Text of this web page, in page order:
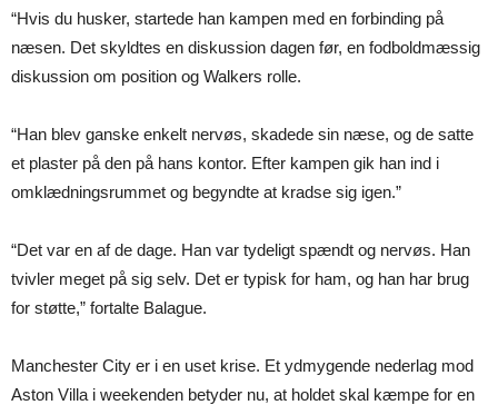
“Hvis du husker, startede han kampen med en forbinding på
næsen. Det skyldtes en diskussion dagen før, en fodboldmæssig
diskussion om position og Walkers rolle.
“Han blev ganske enkelt nervøs, skadede sin næse, og de satte
et plaster på den på hans kontor. Efter kampen gik han ind i
omklædningsrummet og begyndte at kradse sig igen.”
“Det var en af de dage. Han var tydeligt spændt og nervøs. Han
tvivler meget på sig selv. Det er typisk for ham, og han har brug
for støtte,” fortalte Balague.
Manchester City er i en uset krise. Et ydmygende nederlag mod
Aston Villa i weekenden betyder nu, at holdet skal kæmpe for en